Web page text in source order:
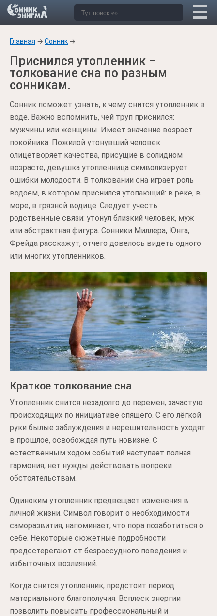
Главная → Сонник →
Приснился утопленник –
толкование сна по разным
сонникам.
Сонник поможет узнать, к чему снится утопленник в
воде. Важно вспомнить, чей труп приснился:
мужчины или женщины. Имеет значение возраст
покойника. Пожилой утонувший человек
олицетворяет качества, присущие в солидном
возрасте, девушка утопленница символизирует
ошибки молодости. В толковании сна играет роль
водоём, в котором приснился утопающий: в реке, в
море, в грязной водице. Следует учесть
родственные связи: утонул близкий человек, муж
или абстрактная фигура. Сонники Миллера, Юнга,
Фрейда расскажут, отчего довелось видеть одного
или многих утопленников.
Краткое толкование сна
Утопленник снится незадолго до перемен, зачастую
происходящих по инициативе спящего. С его лёгкой
руки былые заблуждения и нерешительность уходят
в прошлое, освобождая путь новизне. С
естественным ходом событий наступает полная
гармония, нет нужды действовать вопреки
обстоятельствам.
Одиноким утопленник предвещает изменения в
личной жизни. Символ говорит о необходимости
саморазвития, напоминает, что пора позаботиться о
себе. Некоторые сюжетные подробности
предостерегают от безрассудного поведения и
избыточных возлияний.
Когда снится утопленник, предстоит период
материального благополучия. Всплеск энергии
позволить повысить профессиональный и